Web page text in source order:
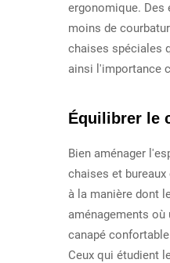
ergonomique. Des
moins de
chaises spéciales
ainsi l'importance
Équilibrer le
Bien aménager
chaises et
à la manière dont
aménagements où
canapé
Ceux qui étudient